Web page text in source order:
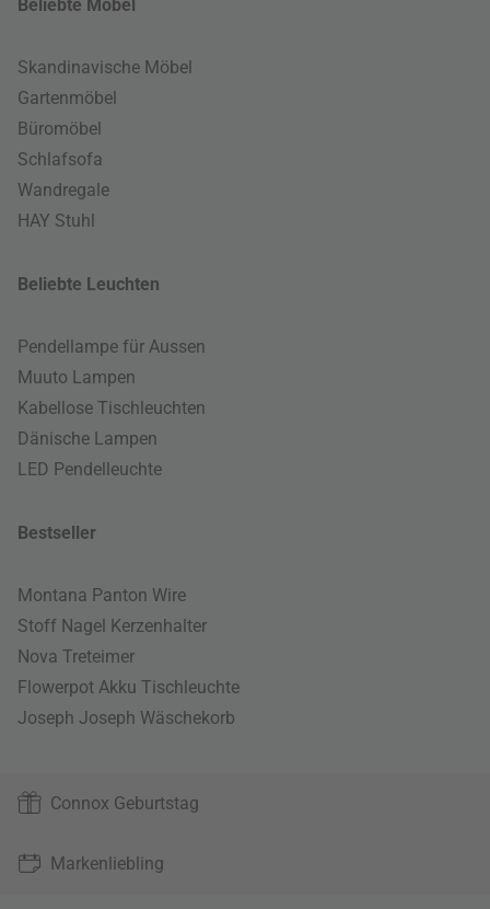
Beliebte Möbel
Skandinavische Möbel
Gartenmöbel
Büromöbel
Schlafsofa
Wandregale
HAY Stuhl
Beliebte Leuchten
Pendellampe für Aussen
Muuto Lampen
Kabellose Tischleuchten
Dänische Lampen
LED Pendelleuchte
Bestseller
Montana Panton Wire
Stoff Nagel Kerzenhalter
Nova Treteimer
Flowerpot Akku Tischleuchte
Joseph Joseph Wäschekorb
Connox Geburtstag
Markenliebling